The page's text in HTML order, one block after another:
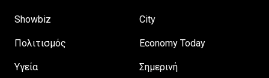
Showbiz
Πολιτισμός
Υγεία
City
Economy Today
Σημερινή